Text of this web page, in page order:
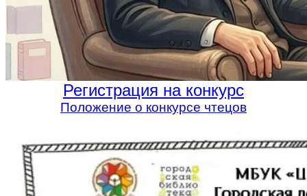
Регистрация на конкурс
Положение о конкурсе чтецов